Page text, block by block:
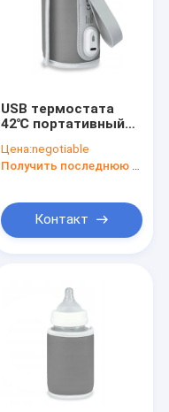
USB термостата
42℃ портативный
действие бутылки
для автомобиля
Цена:negotiable
Получить последнюю цену
Контакт